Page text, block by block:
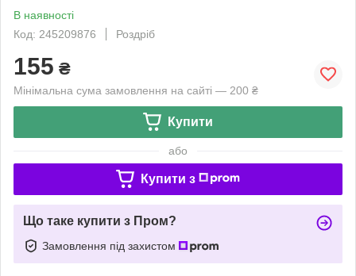
В наявності
Код: 245209876
Роздріб
155 ₴
Мінімальна сума замовлення на сайті — 200 ₴
Купити
або
Купити з
Що таке купити з Пром?
Замовлення під захистом